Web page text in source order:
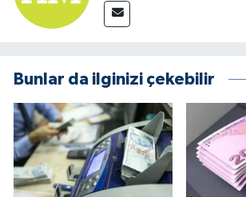
Bunlar da ilginizi çekebilir